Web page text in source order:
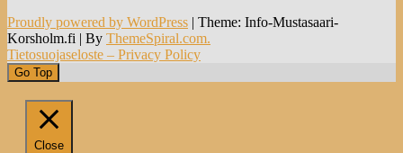
Proudly powered by WordPress | Theme: Info-Mustasaari-
Korsholm.fi | By ThemeSpiral.com.
Tietosuojaseloste – Privacy Policy
Go Top
Close